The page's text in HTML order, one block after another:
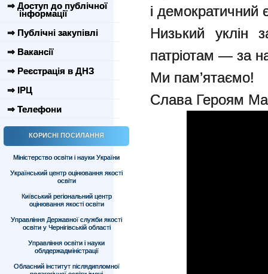
⇒ Доступ до публічної
інформації
⇒ Публічні закупівлі
⇒ Вакансії
⇒ Реєстрація в ДНЗ
⇒ ІРЦ
⇒ Телефони
КОРИСНІ ПОСИЛАННЯ
Міністерство освіти і науки України
Український центр оцінювання якості
освіти
Київський регіональний центр
оцінювання якості освіти
Управління Державної служби якості
освіти у Чернігівській області
Управління освіти і науки
облдержадміністрації
Обласний інститут післядипломної
і демократичний
Низький уклін
патріотам — за
Ми пам’ятаємо!
Слава Героям